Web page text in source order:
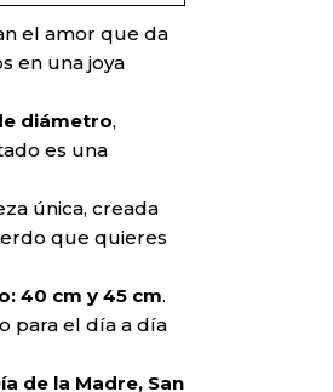
el amor que da
en una joya
diámetro,
es una
única, creada
que quieres
40 cm y 45 cm.
para el día a día
de la Madre, San